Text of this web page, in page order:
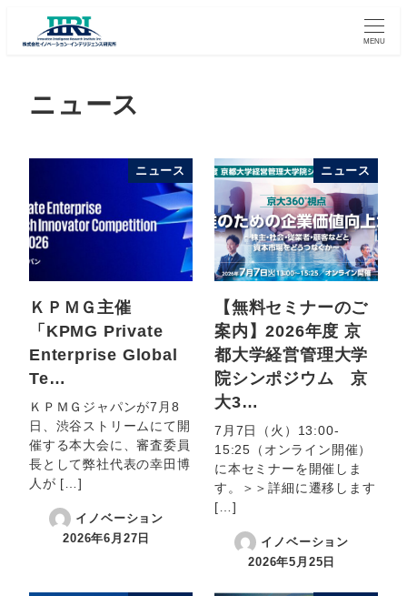
MENU
ニュース
ニュース
ＫＰＭＧ主催
「KPMG Private
Enterprise Global
Te…
ＫＰＭＧジャパンが7月8
日、渋谷ストリームにて開
催する本大会に、審査委員
長として弊社代表の幸田博
人が […]
イノベーション
2026年6月27日
ニュース
【無料セミナーのご
案内】2026年度 京
都大学経営管理大学
院シンポジウム 京
大3…
7月7日（火）13:00-
15:25（オンライン開催）
に本セミナーを開催しま
す。＞＞詳細に遷移します
[…]
イノベーション
2026年5月25日